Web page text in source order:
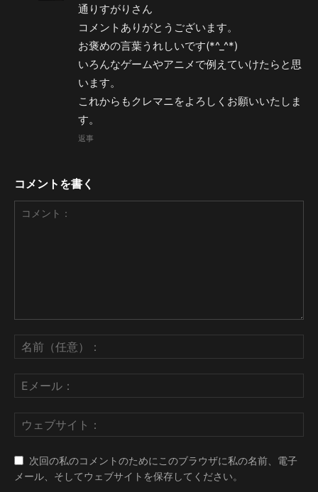
通りすがりさん
コメントありがとうございます。
お褒めの言葉うれしいです(*^_^*)
いろんなゲームやアニメで例えていけたらと思
います。
これからもクレマニをよろしくお願いいたしま
す。
返事
コメントを書く
次回の私のコメントのためにこのブラウザに私の名前、電子
メール、そしてウェブサイトを保存してください。